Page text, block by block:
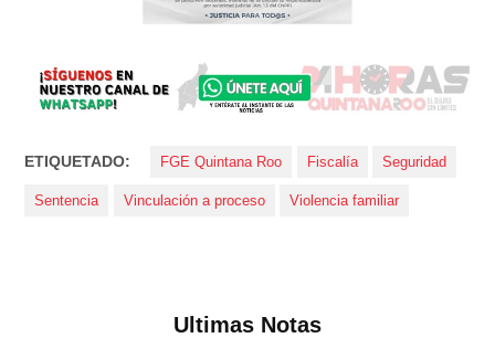
ETIQUETADO: FGE Quintana Roo Fiscalía Seguridad
Sentencia Vinculación a proceso Violencia familiar
Ultimas Notas